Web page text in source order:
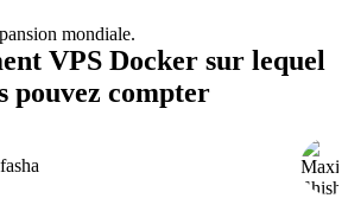
VPS Docker sur lequel
pouvez compter